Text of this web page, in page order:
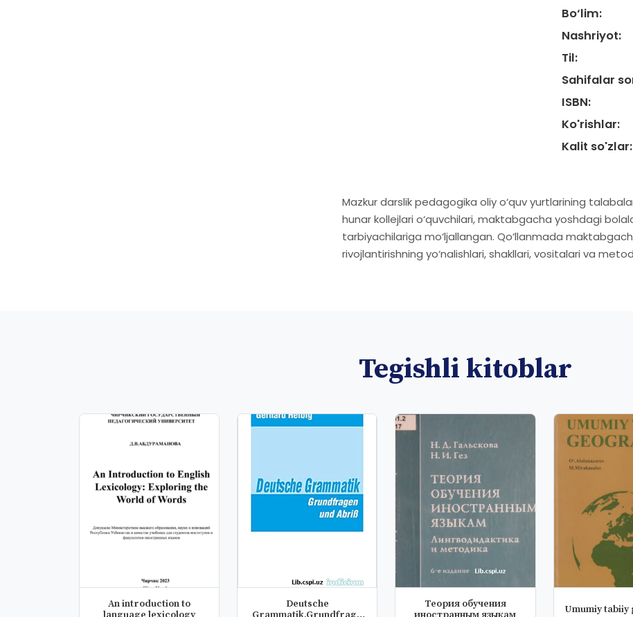
Bo‘lim:
Nashriyot:
Til:
Sahifalar
ISBN:
Ko'rishlar:
Kalit so'zlar:
Mazkur darslik pedagogika oliy o‘quv yurtlarining
hunar kollejlari o‘quvchilari, maktabgacha yoshdagi
tarbiyachilariga mo‘ljallangan. Qo‘llanmada
rivojlantirishning yo‘nalishlari, shakllari, vositalari va
Tegishli kitoblar
An introduction to
Deutsche
Теория обучения
Umumiy